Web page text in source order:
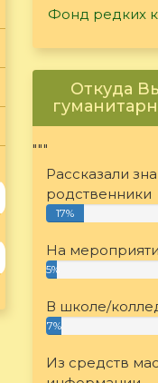
Фонд редких
Откуда
"""
Рассказали
родственники
17%
На
5%
В школе/
7%
Из средств